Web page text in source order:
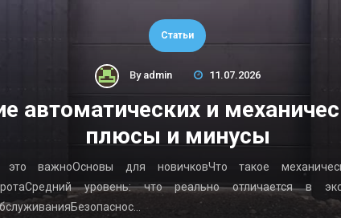
Статьи
By admin 11.07.2026
автоматических и
плюсы и минусы
это важноОсновы для новичковЧто такое
уровень: что реально отличается в